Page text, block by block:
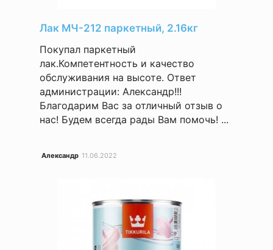
Лак МЧ-212 паркетный, 2.16кг
Покупал паркетный
лак.Компетентность и качество
обслуживания на высоте. Ответ
администрации: Александр!!!
Благодарим Вас за отличный отзыв о
нас! Будем всегда рады Вам помочь! ...
Александр 11.06.2022